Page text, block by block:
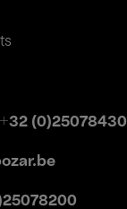
(0)25078430